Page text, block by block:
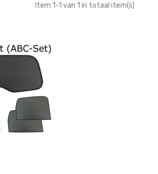
Item 1-1 van 1 in totaal item(s)